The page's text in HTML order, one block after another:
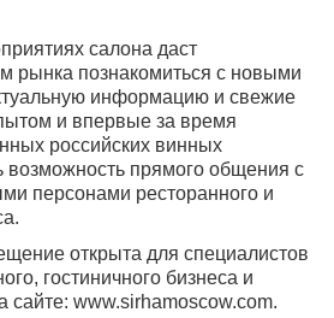
салона даст
рынка познакомиться с новыми
информацию и свежие
и впервые за время
российских винных
возможность прямого общения с
персонами ресторанного и
открыта для специалистов
гостиничного бизнеса и
сайте: www.sirhamoscow.com.